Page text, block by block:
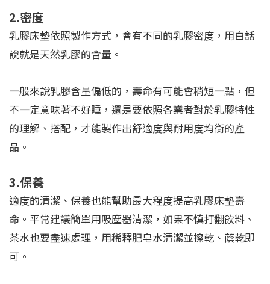
2.密度
乳膠床墊依照製作方式，會有不同的乳膠密度，用白話
說就是天然乳膠的含量。
一般來說乳膠含量偏低的，壽命有可能會稍短一點，但
不一定意味著不好睡，還是要依照各業者對於乳膠特性
的理解、搭配，才能製作出舒適度與耐用度均衡的產
品。
3.保養
適度的清潔、保養也能幫助最大程度提高乳膠床墊壽
命。平常建議簡單用吸塵器清潔，如果不慎打翻飲料、
茶水也要盡速處理，用稀釋肥皂水清潔並擦乾、蔭乾即
可。